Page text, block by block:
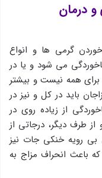
درمان
گرمی ها و انواع
می شود و یا در
همه نیست و بیشتر
باید در کل و نیز در
از زیاده روی در
طرف دیگر، درجاتی از
بی رویه خنکی جات نیز
باعث انحراف مزاج به